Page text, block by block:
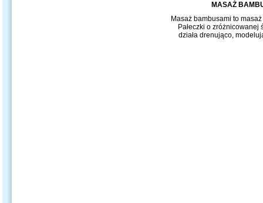
MASAŻ
Masaż bambusami to
Pałeczki o
działa drenująco,